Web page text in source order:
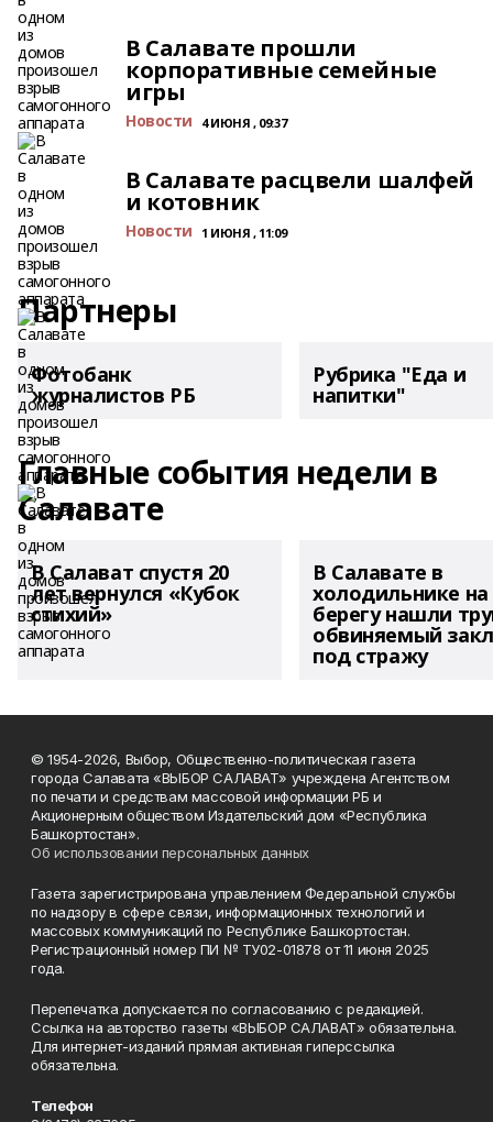
В Салавате прошли
корпоративные семейные
игры
Новости 4 ИЮНЯ , 09:37
В Салавате расцвели шалфей
и котовник
Новости 1 ИЮНЯ , 11:09
Партнеры
Фотобанк
журналистов РБ
Рубрика "Еда и
напитки"
Главные события недели в
Салавате
В Салават спустя 20
лет вернулся «Кубок
стихий»
В Салавате в
холодильнике на
берегу нашли
обвиняемый
под стражу
© 1954-2026, Выбор, Общественно-политическая газета
города Салавата «ВЫБОР САЛАВАТ» учреждена Агентством
по печати и средствам массовой информации РБ и
Акционерным обществом Издательский дом «Республика
Башкортостан».
Об использовании персональных данных
Газета зарегистрирована управлением Федеральной службы
по надзору в сфере связи, информационных технологий и
массовых коммуникаций по Республике Башкортостан.
Регистрационный номер ПИ № ТУ02-01878 от 11 июня 2025
года.
Перепечатка допускается по согласованию с редакцией.
Ссылка на авторство газеты «ВЫБОР САЛАВАТ» обязательна.
Для интернет-изданий прямая активная гиперссылка
обязательна.
Телефон